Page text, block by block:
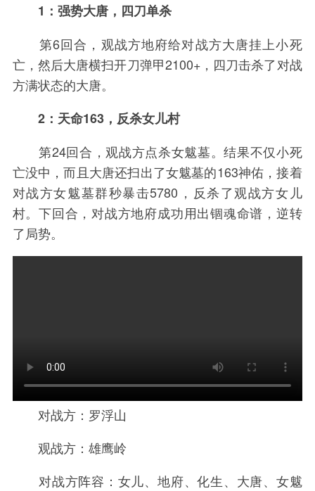
1：强势大唐，四刀单杀
第6回合，观战方地府给对战方大唐挂上小死
亡，然后大唐横扫开刀弹甲2100+，四刀击杀了对战
方满状态的大唐。
2：天命163，反杀女儿村
第24回合，观战方点杀女魃墓。结果不仅小死
亡没中，而且大唐还扫出了女魃墓的163神佑，接着
对战方女魃墓群秒暴击5780，反杀了观战方女儿
村。下回合，对战方地府成功用出锢魂命谱，逆转
了局势。
对战方：罗浮山
观战方：雄鹰岭
对战方阵容：女儿、地府、化生、大唐、女魃